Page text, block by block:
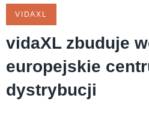
VIDAXL
vidaXL zbuduje
europejskie
dystrybucji